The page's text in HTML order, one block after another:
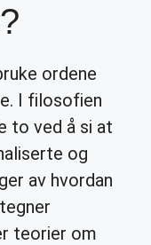
ordene
I filosofien
to ved å si at
og
av hvordan
teorier om